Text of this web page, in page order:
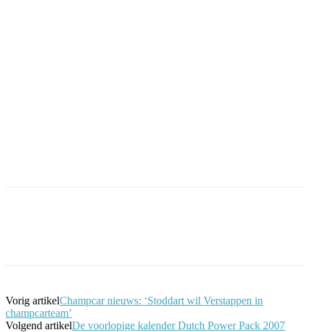
Vorig artikelChampcar nieuws: ‘Stoddart wil Verstappen in
champcarteam’
Volgend artikelDe voorlopige kalender Dutch Power Pack 2007